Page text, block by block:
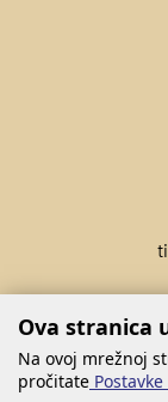
Ova stranica
Na ovoj mrežnoj
pročitate